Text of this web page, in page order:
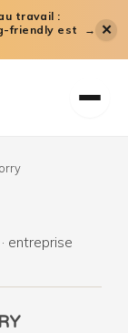
travail :
friendly est
→ ✕
entreprise